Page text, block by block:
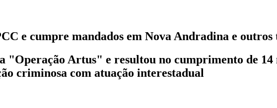
e cumpre mandados em Nova Andradina e outros
"Operação Artus" e resultou no cumprimento de 14
criminosa com atuação interestadual